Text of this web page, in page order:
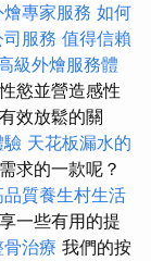
燴專家服務 如何
服務 值得信賴
級外燴服務體
慾並營造感性
效放鬆的關
驗 天花板漏水的
求的一款呢？
品質養生村生活
一些有用的提
治療 我們的按